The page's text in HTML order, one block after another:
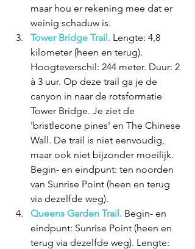
maar hou er rekening mee dat er
weinig schaduw is.
Tower Bridge Trail. Lengte: 4,8
kilometer (heen en terug).
Hoogteverschil: 244 meter. Duur: 2
à 3 uur. Op deze trail ga je de
canyon in naar de rotsformatie
Tower Bridge. Je ziet de
'bristlecone pines' en The Chinese
Wall. De trail is niet eenvoudig,
maar ook niet bijzonder moeilijk.
Begin- en eindpunt: ten noorden
van Sunrise Point (heen en terug
via dezelfde weg).
Queens Garden Trail. Begin- en
eindpunt: Sunrise Point (heen en
terug via dezelfde weg). Lengte: